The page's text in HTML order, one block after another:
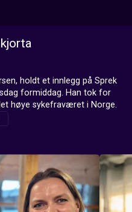
holdt et innlegg på Sprek
formiddag. Han tok for
høye sykefraværet i Norge.